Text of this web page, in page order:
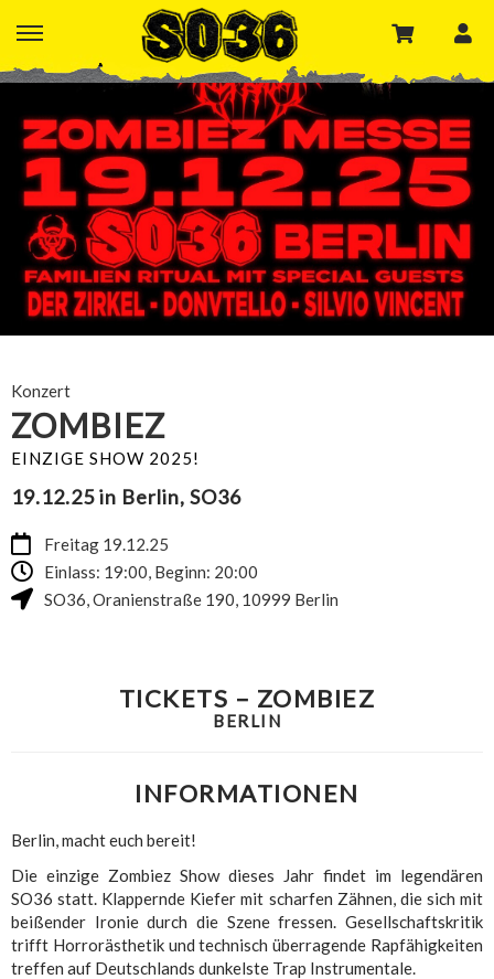
Konzert
ZOMBIEZ
EINZIGE SHOW 2025!
19.12.25 in Berlin, SO36
Freitag 19.12.25
Einlass: 19:00, Beginn: 20:00
SO36,Oranienstraße 190, 10999 Berlin
TICKETS – ZOMBIEZ
BERLIN
INFORMATIONEN
Berlin, macht euch bereit!
Die einzige Zombiez Show dieses Jahr findet im legendären
SO36 statt. Klappernde Kiefer mit scharfen Zähnen, die sich mit
beißender Ironie durch die Szene fressen. Gesellschaftskritik
trifft Horrorästhetik und technisch überragende Rapfähigkeiten
treffen auf Deutschlands dunkelste Trap Instrumentale.